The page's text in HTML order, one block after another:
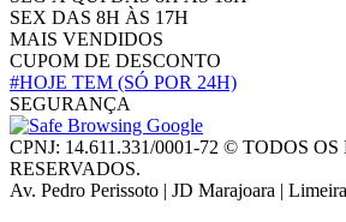
SEX DAS 8H ÀS 17H
MAIS VENDIDOS
CUPOM DE DESCONTO
#HOJE TEM (SÓ POR 24H)
SEGURANÇA
CPNJ: 14.611.331/0001-72 © TODOS
RESERVADOS.
Av. Pedro Perissoto | JD Marajoara |